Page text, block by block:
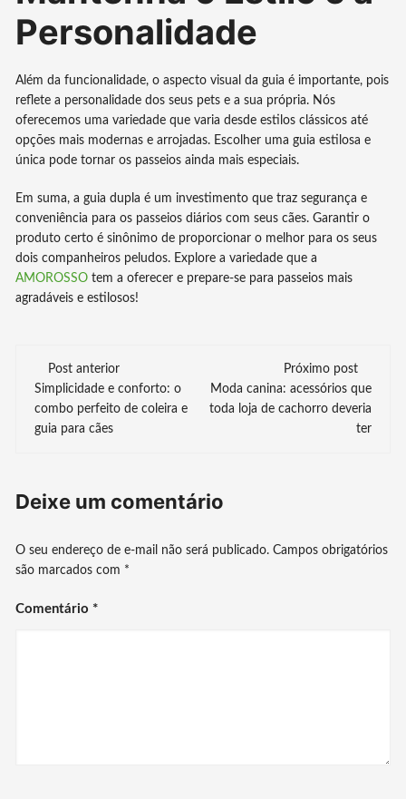
Personalidade
Além da funcionalidade, o aspecto visual da guia é importante, pois
reflete a personalidade dos seus pets e a sua própria. Nós
oferecemos uma variedade que varia desde estilos clássicos até
opções mais modernas e arrojadas. Escolher uma guia estilosa e
única pode tornar os passeios ainda mais especiais.
Em suma, a guia dupla é um investimento que traz segurança e
conveniência para os passeios diários com seus cães. Garantir o
produto certo é sinônimo de proporcionar o melhor para os seus
dois companheiros peludos. Explore a variedade que a
AMOROSSO tem a oferecer e prepare-se para passeios mais
agradáveis e estilosos!
Navegação
de
post
Post anterior
Simplicidade e conforto: o
combo perfeito de coleira e
guia para cães
Próximo post
Moda canina: acessórios que
toda loja de cachorro deveria
ter
Deixe um comentário
O seu endereço de e-mail não será publicado. Campos obrigatórios
são marcados com *
Comentário *